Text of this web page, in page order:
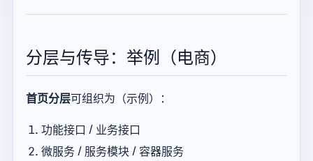
分层与传导：举例（电商）
首页分层可组织为（示例）：
功能接口 / 业务接口
微服务 / 服务模块 / 容器服务